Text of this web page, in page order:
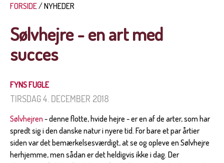
FORSIDE NYHEDER
Sølvhejre - en art med
succes
FYNS FUGLE
TIRSDAG 4. DECEMBER 2018
Sølvhejren - denne flotte, hvide hejre - er en af de arter, som har
spredt sig i den danske natur i nyere tid. For bare et par årtier
siden var det bemærkelsesværdigt, at se og opleve en Sølvhejre
herhjemme, men sådan er det heldigvis ikke i dag. Der